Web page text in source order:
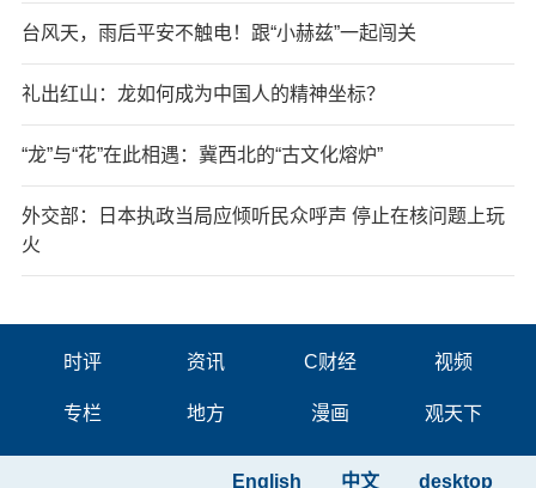
台风天，雨后平安不触电！跟“小赫兹”一起闯关
礼出红山：龙如何成为中国人的精神坐标？
“龙”与“花”在此相遇：冀西北的“古文化熔炉”
外交部：日本执政当局应倾听民众呼声 停止在核问题上玩
火
时评 资讯 C财经 视频
专栏 地方 漫画 观天下
desktop
中文
English